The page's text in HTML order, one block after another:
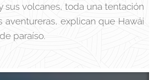
sus volcanes, toda una tentación
aventureras, explican que Hawái
paraíso.